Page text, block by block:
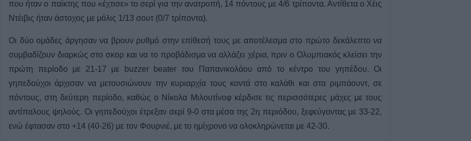
που ήταν ο παίκτης που «έχτισε» το σερί για την ανατροπή, 14 πόντους με 4/6 τρίποντα. Αντίθετα ο Χέις
Ντέιβις ήταν άστοχος με μόλις 1/13 σουτ (0/7 τρίποντα).
Οι δύο ομάδες άργησαν να βρουν ρυθμό στην επίθεσή τους με αποτέλεσμα στο πρώτο δεκάλεπτο να
συμβαδίζουν διαρκώς στο σκορ και να το προβάδισμα να αλλάζει χέρια, πριν ο Ολυμπιακός κλείσει την
πρώτη περίοδο με 21-17 με buzzer beater του Παπανικολάου από το κέντρο του γηπέδου. Οι
γηπεδούχοι άρχισαν να μετουσιώνουν την κυριαρχία τους κοντά στο καλάθι και στα ριμπάουντ, σε
πόντους, στη δεύτερη περίοδο, καθώς ο Νίκολα Μιλουτίνοφ κέρδισε τις περισσότερες μάχες με τους
αντίπαλους ψηλούς. Οι γηπεδούχοι έτρεξαν σερί 9-0 στα μέσα της 2η περιόδου, ξεφεύγοντας με 33-22,
ενώ έφτασαν στο +14 (40-26) με τον Φουρνιέ, με το ημίχρονο να ολοκληρώνεται με 42-30.